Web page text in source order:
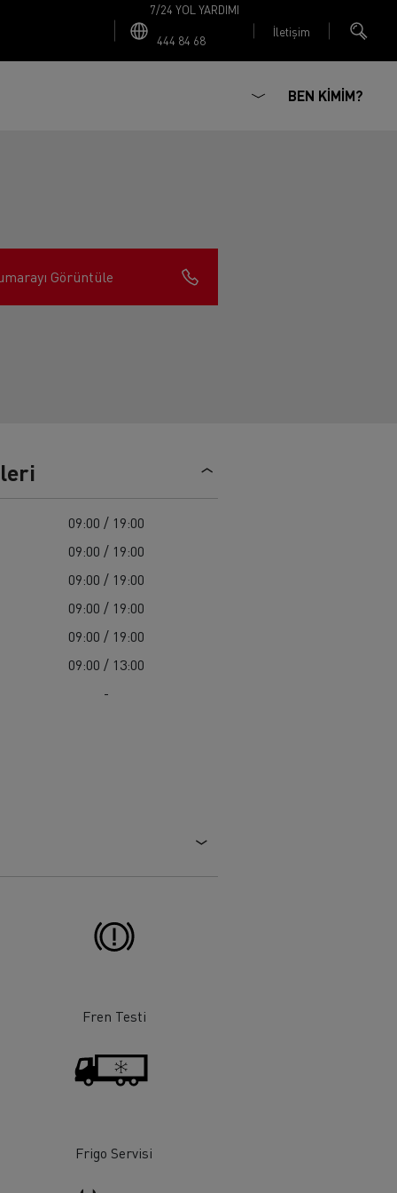
7/24 YOL YARDIMI
444 84 68
İletişim
Tanker taşımacılığı
BEN KİMİM?
Görüntüle
09:00 / 19:00
09:00 / 19:00
09:00 / 19:00
09:00 / 19:00
09:00 / 19:00
09:00 / 13:00
-
Fren Testi
Frigo Servisi